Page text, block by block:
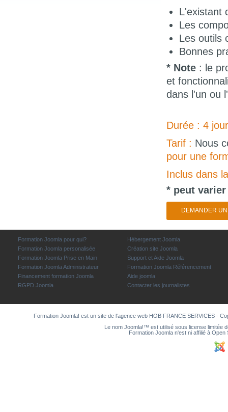
L'existant
Les
Les outils
Bonnes
* Note : le
et
dans l'un ou
Durée : 4
Tarif : Nous
pour une
Inclus dans
* peut
DEMANDER
Formation Joomla pour qui?
Formation Joomla personalisée
Formation Joomla Prise en Main
Formation Joomla Administrateur
Financement formation Joomla
RGPD Joomla
Hébergement Joomla
Création site Joomla
Support et Aide Joomla
Formation Joomla Référencement
Aide joomla
Contacter les journalistes
Formation Joomla! est un site de l'agence web HOB FRANCE SERVICES-
Le nom Joomla!™ est utilisé sous license limitée
Formation Joomla n'est ni affilié à